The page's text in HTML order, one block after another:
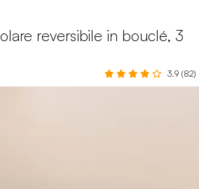
reversibile in bouclé, 3
3.9 (82)